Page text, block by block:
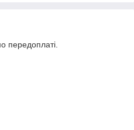
передоплаті.